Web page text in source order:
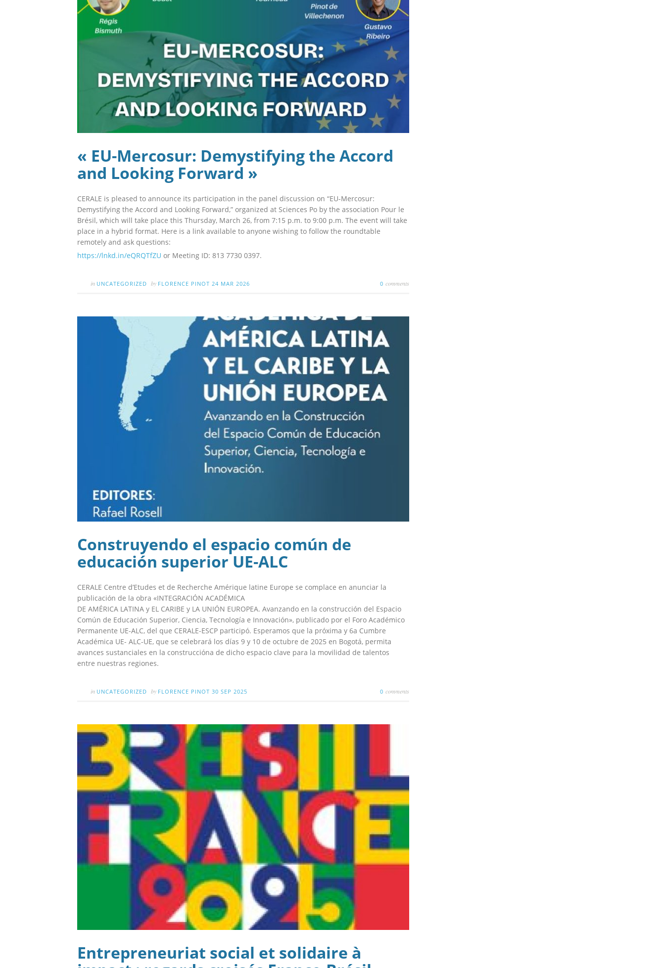
« EU-Mercosur: Demystifying the Accord
and Looking Forward »
CERALE is pleased to announce its participation in the panel discussion on “EU-Mercosur:
Demystifying the Accord and Looking Forward,” organized at Sciences Po by the association Pour le
Brésil, which will take place this Thursday, March 26, from 7:15 p.m. to 9:00 p.m. The event will take
place in a hybrid format. Here is a link available to anyone wishing to follow the roundtable
remotely and ask questions:
https://lnkd.in/eQRQTfZU or Meeting ID: 813 7730 0397.
in UNCATEGORIZED by FLORENCE PINOT 24 MAR 2026 0 comments
Construyendo el espacio común de
educación superior UE-ALC
CERALE Centre d’Etudes et de Recherche Amérique latine Europe se complace en anunciar la
publicación de la obra «INTEGRACIÓN ACADÉMICA
DE AMÉRICA LATINA y EL CARIBE y LA UNIÓN EUROPEA. Avanzando en la construcción del Espacio
Común de Educación Superior, Ciencia, Tecnología e Innovación», publicado por el Foro Académico
Permanente UE-ALC, del que CERALE-ESCP participó. Esperamos que la próxima y 6a Cumbre
Académica UE- ALC-UE, que se celebrará los días 9 y 10 de octubre de 2025 en Bogotá, permita
avances sustanciales en la construccióna de dicho espacio clave para la movilidad de talentos
entre nuestras regiones.
in UNCATEGORIZED by FLORENCE PINOT 30 SEP 2025 0 comments
Entrepreneuriat social et solidaire à